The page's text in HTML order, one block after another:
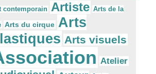
contemporain Artiste Arts de la
Arts du cirque Arts
Arts visuels
Atelier